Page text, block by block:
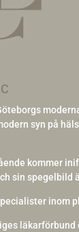
syn på
kommer
sin spegelbild
inom
läkarförbund